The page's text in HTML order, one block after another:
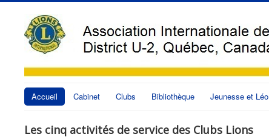
Accueil Cabinet Clubs Bibliothèque Jeunesse et Léo
Les cinq activités de service des Clubs Lions